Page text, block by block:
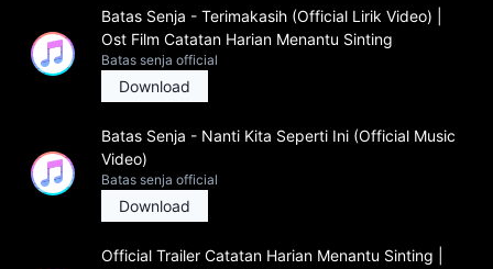
Batas Senja - Terimakasih (Official Lirik Video) |
Ost Film Catatan Harian Menantu Sinting
Batas senja official
Download
Batas Senja - Nanti Kita Seperti Ini (Official Music
Video)
Batas senja official
Download
Official Trailer Catatan Harian Menantu Sinting |